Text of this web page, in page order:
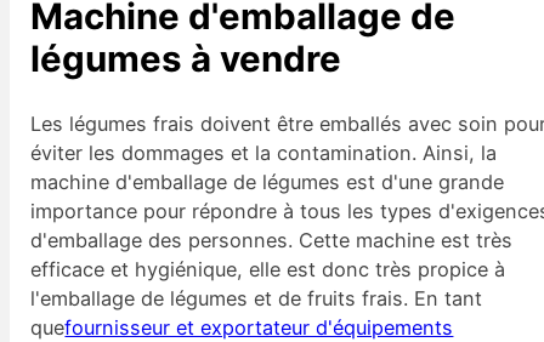
Machine d'emballage de
légumes à vendre
Les légumes frais doivent être emballés avec soin
éviter les dommages et la contamination. Ainsi, la
machine d'emballage de légumes est d'une grande
importance pour répondre à tous les types
d'emballage des personnes. Cette machine est très
efficace et hygiénique, elle est donc très propice à
l'emballage de légumes et de fruits frais. En tant
quefournisseur et exportateur d'équipements